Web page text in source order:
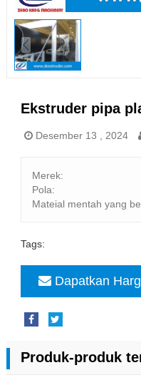
Ekstruder pipa
Desember 13 , 2024
Merek:
Pola:
Mateial mentah yang
Tags:
Dapatkan
Produk-produk